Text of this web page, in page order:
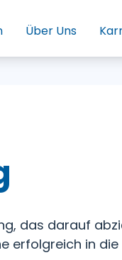
Über Uns
das darauf
erfolgreich in